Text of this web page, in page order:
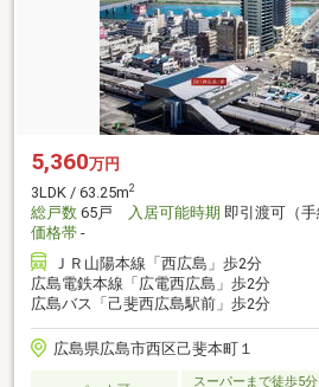
5,360万円
3LDK / 63.25m2
総戸数 65戸 入居可能時期 即引渡可（手
価格帯 -
ＪＲ山陽本線「西広島」歩2分
広島電鉄本線「広電西広島」歩2分
広島バス「己斐西広島駅前」歩2分
広島県広島市西区己斐本町１
スーパーまで徒歩5分